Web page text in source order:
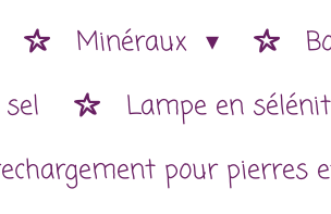
Minéraux
Lampe en
pour pierres